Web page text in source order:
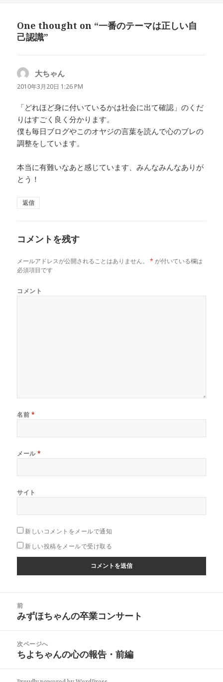
ー
One thought on “一番のテーマは正しい自
己認識”
大ちゃん
り:
2010年3月20日 1:26 PM
「どれほど身に付いているかは社会に出て確認」のくだ
りはすごく良く分かります。
僕も毎日ブログやこのオヤジの言葉を読んで心のブレの
調整をしています。
本当に有難いなあと感じています、みんなみんなありが
とう！
返信
コメントを残す
メールアドレスが公開されることはありません。 * が付いている欄は
必須項目です
コメント
名前 *
メール*
サイト
新しいコメントをメールで通知
新しい投稿をメールで受け取る
前
前
投
稿:
みずほちゃんの卒業コンサート
次ページへ
次
投
ちよちゃんの心の報告・前編